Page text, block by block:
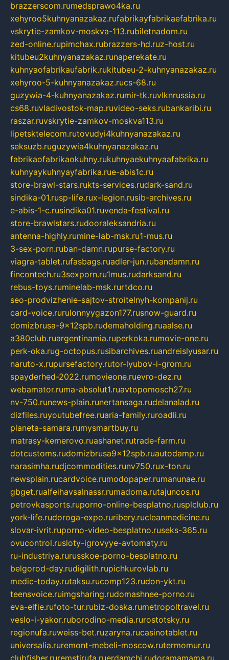
brazzerscom.rumedsprawo4ka.ru
xehyroo5kuhnyanazakaz.rufabrikayfabrikaefabrika.ru
vskrytie-zamkov-moskva-113.rubiletnadom.ru
zed-online.rupimchax.rubrazzers-hd.ruz-host.ru
kitubeu2kuhnyanazakaz.runaperekate.ru
kuhnyaofabrikaufabrik.rukitubeu-2-kuhnyanazakaz.ru
xehyroo-5-kuhnyanazakaz.rucs-68.ru
guzywia-4-kuhnyanazakaz.rumir-tk.ruvlknrussia.ru
cs68.ruvladivostok-map.ruvideo-seks.rubankaribi.ru
raszar.ruvskrytie-zamkov-moskva113.ru
lipetsktelecom.rutovudyi4kuhnyanazakaz.ru
seksuzb.ruguzywia4kuhnyanazakaz.ru
fabrikaofabrikaokuhny.rukuhnyaekuhnyaafabrika.ru
kuhnyaykuhnyayfabrika.rue-abis1c.ru
store-brawl-stars.rukts-services.rudark-sand.ru
sindika-01.rusp-life.rux-legion.rusib-archives.ru
e-abis-1-c.rusindika01.ruvenda-festival.ru
store-brawlstars.rudooraleksandria.ru
antenna-highly.rumine-lab-msk.ru1-mus.ru
3-sex-porn.ruban-damn.rupurse-factory.ru
viagra-tablet.rufasbags.ruadler-jun.rubandamn.ru
fincontech.ru3sexporn.ru1mus.rudarksand.ru
rebus-toys.ruminelab-msk.rurtdco.ru
seo-prodvizhenie-sajtov-stroitelnyh-kompanij.ru
card-voice.rurulonnyygazon177.rusnow-guard.ru
domizbrusa-9x12spb.rudemaholding.ruaalse.ru
a380club.ruargentinamia.ruperkoka.rumovie-one.ru
perk-oka.rug-octopus.rusibarchives.ruandreislyusar.ru
naruto-x.rupursefactory.rutor-lyubov-i-grom.ru
spayderhed-2022.rumovieone.ruevro-dez.ru
webamator.ruma-absolut1.ruavtopomosch27.ru
nv-750.runews-plain.runertansaga.rudelanalad.ru
dizfiles.ruyoutubefree.ruaria-family.ruroadli.ru
planeta-samara.rumysmartbuy.ru
matrasy-kemerovo.ruashanet.rutrade-farm.ru
dotcustoms.rudomizbrusa9x12spb.ruautodamp.ru
narasimha.rudjcommodities.runv750.rux-ton.ru
newsplain.rucardvoice.rumodopaper.rumanunae.ru
gbget.rualfeihavsalnassr.rumadoma.rutajuncos.ru
petrovkasports.ruporno-online-besplatno.rusplclub.ru
york-life.rudoroga-expo.ruribery.rucleanmedicine.ru
slovar-ivrit.ruporno-video-besplatno.ruseks-365.ru
ovucontrol.rusloty-igrovyye-avtomaty.ru
ru-industriya.rurusskoe-porno-besplatno.ru
belgorod-day.rudigilith.rupichkurovlab.ru
medic-today.rutaksu.rucomp123.rudon-ykt.ru
teensvoice.ruimgsharing.rudomashnee-porno.ru
eva-elfie.rufoto-tur.rubiz-doska.rumetropoltravel.ru
veslo-i-yakor.ruborodino-media.rurostotsky.ru
regionufa.ruweiss-bet.ruzaryna.rucasinotablet.ru
universalia.ruremont-mebeli-moscow.rutermomur.ru
clubfisher.ruremstirufa.ruerdamchi.rudoramamama.ru